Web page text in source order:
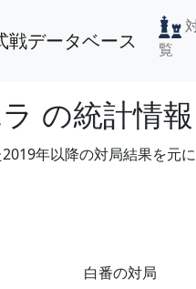
戦データベース
覧
の統計情報
年以降の対局結果を元
白番の対局